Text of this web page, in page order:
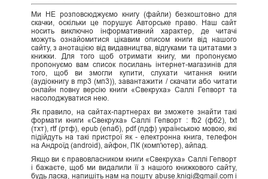
Ми НЕ розповсюджуємо книгу (файли) безкоштовно для
скачки, оскільки це порушує Авторське право. Наш сайт
носить виключно інформативний характер, де читачі
можуть ознайомитися цікавим описом книги від нашого
сайту, з анотацією від видавництва, відгуками та цитатами з
книжки. Для того щоб отримати книгу, ми пропонуємо
пропонуємо вам список посилань інтернет-магазинів для
того, щоб ви змогли купити, слухати читання книги
(аудіокнигу в mp3 (мп3)), завантажити / скачати або читати
онлайн повну версію книги «Свекруха» Саллі Гепворт та
насолоджуватися нею.
Як правило, на сайтах-партнерах ви зможете знайти такі
формати книги «Свекруха» Саллі Гепворт : fb2 (фб2), txt
(тхт), rtf (ртф), epub (епаб), pdf (пдф) українською мовою, які
підійдуть на такі пристрої як - електронна книга, телефон
на Андроїд (android), айфон, ПК (комп'ютер), айпад.
Якщо ви є правовласником книги «Свекруха» Саллі Гепворт
і бажаєте, щоб ми видалили її з нашого книжкового сайту,
будь ласка, напишіть нам на пошту abuse.knigi@gmail.com і